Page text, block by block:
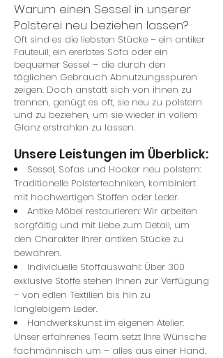
Warum einen Sessel in unserer
Polsterei neu beziehen lassen?
Oft sind es die liebsten Stücke – ein antiker
Fauteuil, ein ererbtes Sofa oder ein
bequemer Sessel – die durch den
täglichen Gebrauch Abnutzungsspuren
zeigen. Doch anstatt sich von ihnen zu
trennen, genügt es oft, sie neu zu polstern
und zu beziehen, um sie wieder in vollem
Glanz erstrahlen zu lassen.
Unsere Leistungen im Überblick:
Sessel, Sofas und Hocker neu polstern:
Traditionelle Polstertechniken, kombiniert
mit hochwertigen Stoffen oder Leder.
Antike Möbel restaurieren: Wir arbeiten
sorgfältig und mit Liebe zum Detail, um
den Charakter Ihrer antiken Stücke zu
bewahren.
Individuelle Stoffauswahl: Über 300
exklusive Stoffe stehen Ihnen zur Verfügung
– von edlen Textilien bis hin zu
langlebigem Leder.
Handwerkskunst im eigenen Atelier:
Unser erfahrenes Team setzt Ihre Wünsche
fachmännisch um – alles aus einer Hand.